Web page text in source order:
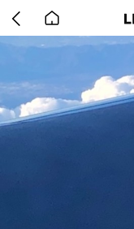
back
to
home